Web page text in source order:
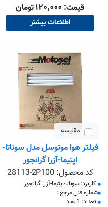
قیمت: ۱۲۰٬۰۰۰ تومان
اطلاعات بیشتر
مقایسه
فیلتر هوا موتوسل مدل سوناتا-
اپتیما-آزرا گرانجور
کد محصول: 28113-2P100
کاربرد: سوناتا-اپتیما-آزرا گرانجور
​شماره فنی مرجع :
تعداد: 1 عدد